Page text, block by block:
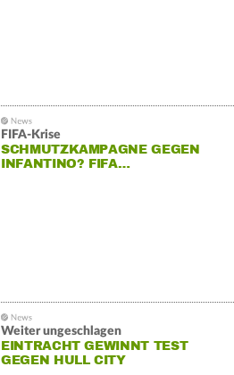
FIFA-Krise
SCHMUTZKAMPAGNE GEGEN
INFANTINO? FIFA…
Weiter ungeschlagen
EINTRACHT GEWINNT TEST
GEGEN HULL CITY